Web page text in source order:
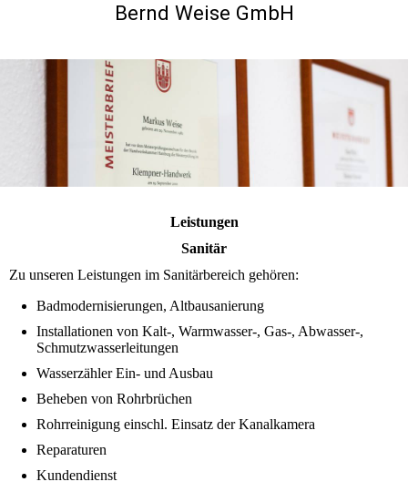
Bernd Weise GmbH
Leistungen
Sanitär
Zu unseren Leistungen im Sanitärbereich gehören:
Badmodernisierungen, Altbausanierung
Installationen von Kalt-, Warmwasser-, Gas-, Abwasser-,
Schmutzwasserleitungen
Wasserzähler Ein- und Ausbau
Beheben von Rohrbrüchen
Rohrreinigung einschl. Einsatz der Kanalkamera
Reparaturen
Kundendienst